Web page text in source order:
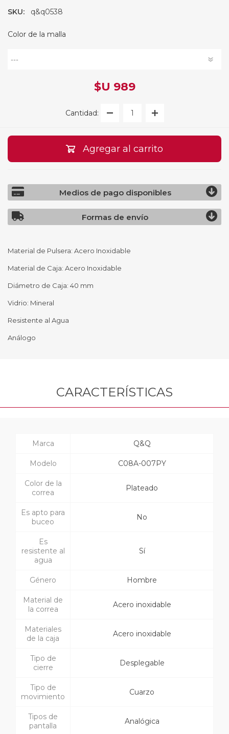
SKU: q&q0538
Color de la malla
$U 989
Cantidad:
Agregar al carrito
Medios de pago disponibles
Formas de envío
Material de Pulsera: Acero Inoxidable
Material de Caja: Acero Inoxidable
Diámetro de Caja: 40 mm
Vidrio: Mineral
Resistente al Agua
Análogo
CARACTERÍSTICAS
Marca Q&Q
Modelo C08A-007PY
Color de la
correa
Plateado
Es apto para
buceo
No
Es
resistente al
agua
Sí
Género Hombre
Material de
la correa
Acero inoxidable
Materiales
de la caja
Acero inoxidable
Tipo de
cierre
Desplegable
Tipo de
movimiento
Cuarzo
Tipos de
pantalla
Analógica